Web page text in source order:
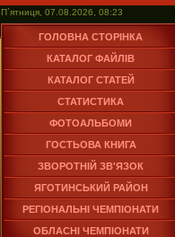
П`ятниця, 07.08.2026, 08:23
ГОЛОВНА СТОРІНКА
КАТАЛОГ ФАЙЛІВ
КАТАЛОГ СТАТЕЙ
СТАТИСТИКА
ФОТОАЛЬБОМИ
ГОСТЬОВА КНИГА
ЗВОРОТНІЙ ЗВ'ЯЗОК
ЯГОТИНСЬКИЙ РАЙОН
РЕГІОНАЛЬНІ ЧЕМПІОНАТИ
ОБЛАСНІ ЧЕМПІОНАТИ